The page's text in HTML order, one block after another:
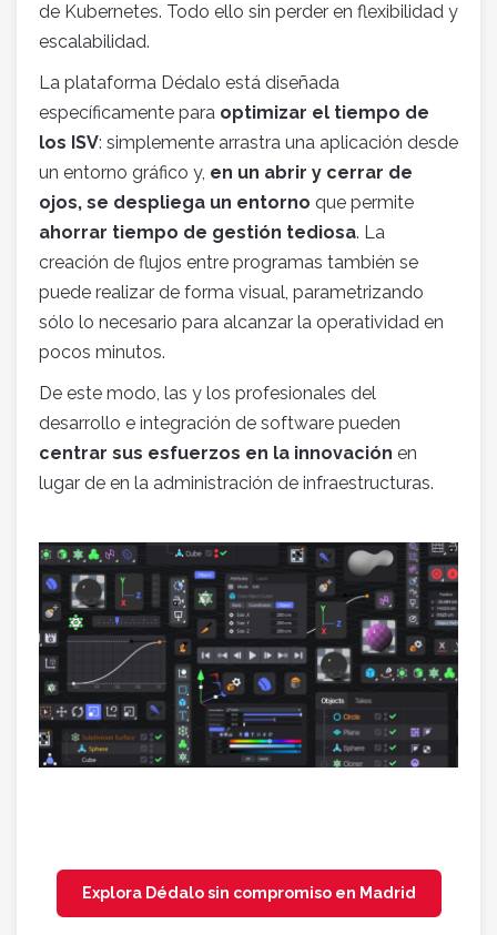
de Kubernetes. Todo ello sin perder en flexibilidad y
escalabilidad.
La plataforma Dédalo está diseñada
específicamente para optimizar el tiempo de
los ISV: simplemente arrastra una aplicación desde
un entorno gráfico y, en un abrir y cerrar de
ojos, se despliega un entorno que permite
ahorrar tiempo de gestión tediosa. La
creación de flujos entre programas también se
puede realizar de forma visual, parametrizando
sólo lo necesario para alcanzar la operatividad en
pocos minutos.
De este modo, las y los profesionales del
desarrollo e integración de software pueden
centrar sus esfuerzos en la innovación en
lugar de en la administración de infraestructuras.
Explora Dédalo sin compromiso en Madrid